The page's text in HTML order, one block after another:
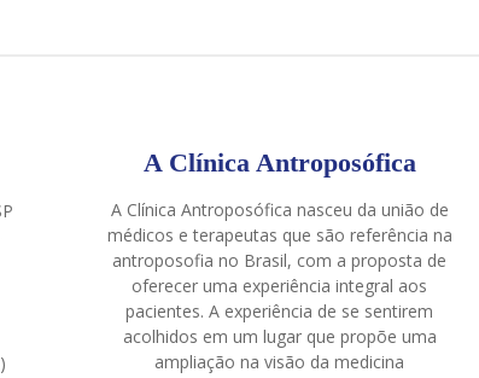
A Clínica Antroposófica
A Clínica Antroposófica nasceu da união de
médicos e terapeutas que são referência na
antroposofia no Brasil, com a proposta de
oferecer uma experiência integral aos
pacientes. A experiência de se sentirem
acolhidos em um lugar que propõe uma
ampliação na visão da medicina